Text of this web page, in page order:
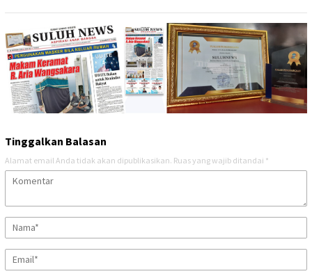
Tinggalkan Balasan
Alamat email Anda tidak akan dipublikasikan. Ruas yang wajib ditandai *